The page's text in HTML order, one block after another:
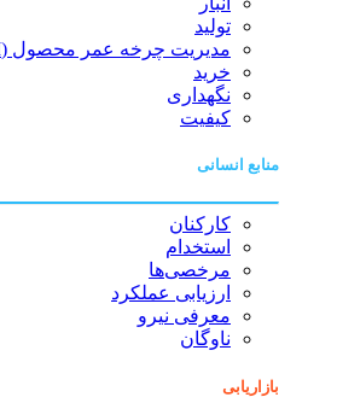
تولید
مدیریت چرخه عمر محصول (PLM)
خرید
نگهداری
کیفیت
منابع انسانی
کارکنان
استخدام
مرخصی‌ها
ارزیابی عملکرد
معرفی نیرو
ناوگان
بازاریابی